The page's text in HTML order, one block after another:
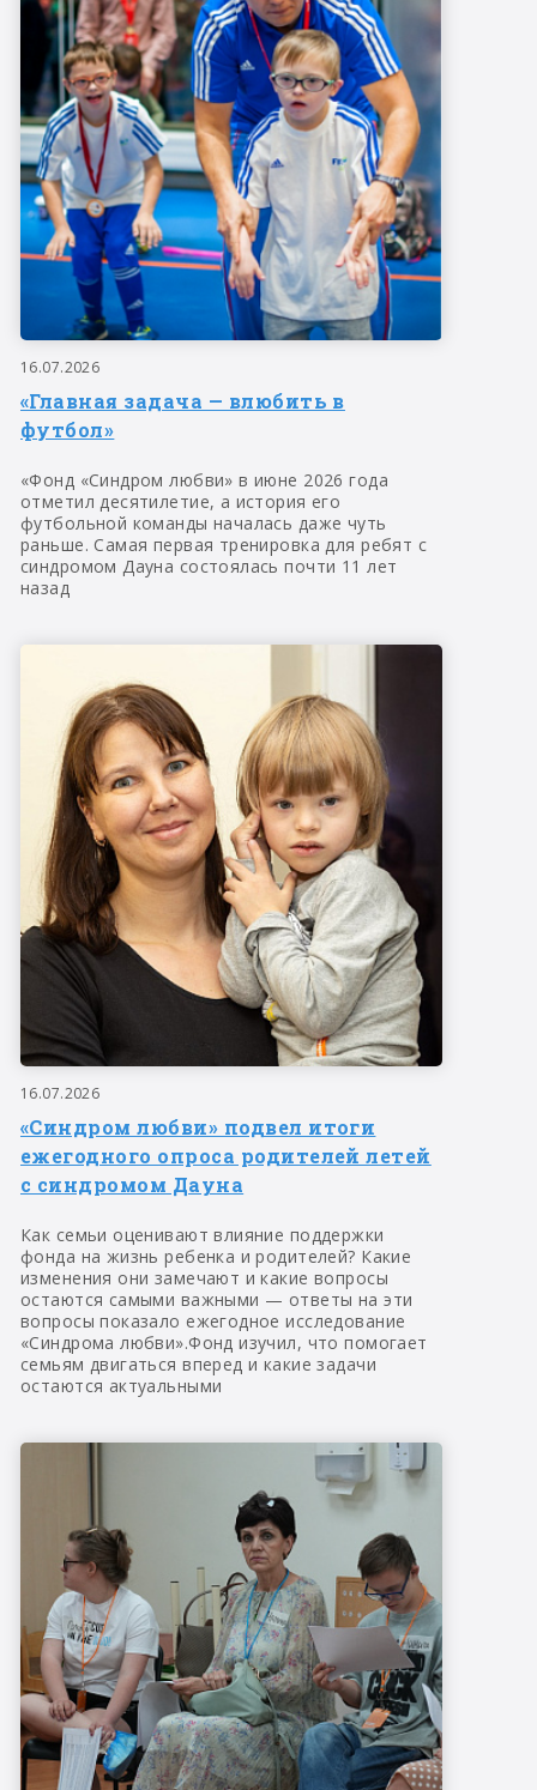
16.07.2026
«Главная задача — влюбить в
футбол»
«Фонд «Синдром любви» в июне 2026 года
отметил десятилетие, а история его
футбольной команды началась даже чуть
раньше. Самая первая тренировка для ребят с
синдромом Дауна состоялась почти 11 лет
назад
16.07.2026
«Синдром любви» подвел итоги
ежегодного опроса родителей летей
с синдромом Дауна
Как семьи оценивают влияние поддержки
фонда на жизнь ребенка и родителей? Какие
изменения они замечают и какие вопросы
остаются самыми важными — ответы на эти
вопросы показало ежегодное исследование
«Синдрома любви».Фонд изучил, что помогает
семьям двигаться вперед и какие задачи
остаются актуальными